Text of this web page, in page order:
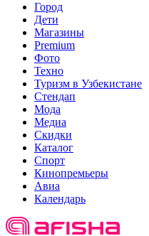
Город
Дети
Магазины
Premium
Фото
Техно
Туризм в Узбекистане
Стендап
Мода
Медиа
Скидки
Каталог
Спорт
Кинопремьеры
Авиа
Календарь